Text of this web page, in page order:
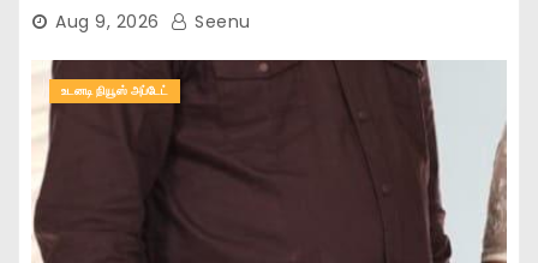
Aug 9, 2026 Seenu
உடனடி நியூஸ் அப்டேட்